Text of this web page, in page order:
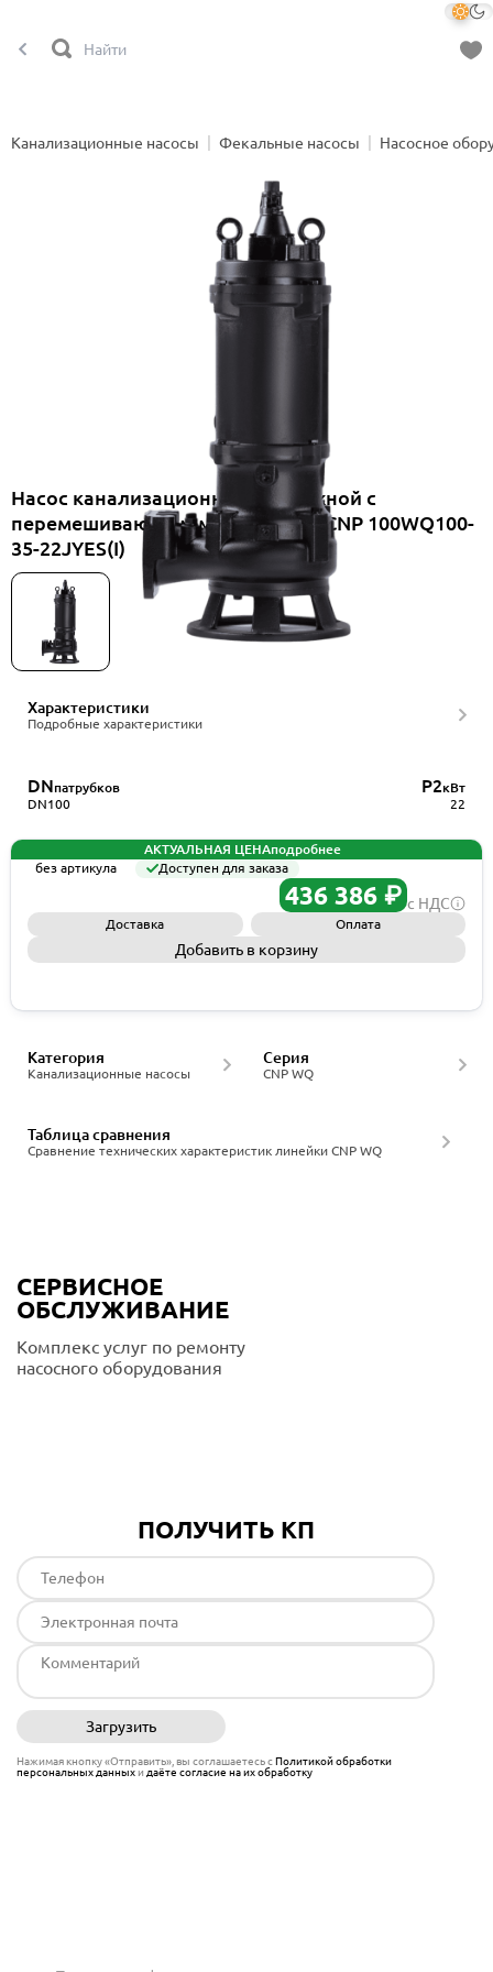
Канализационные насосы Фекальные насосы Насосное
Насос канализационный погружной с
перемешивающим механизмом CNP 100WQ100-
35-22JYES(I)
Характеристики
Подробные характеристики
DNпатрубков
DN100
P2кВт
22
АКТУАЛЬНАЯ ЦЕНАподробнее
без артикула
Доступен для заказа
436 386 ₽ с НДС
Доставка Оплата
Добавить в корзину
Канализационные насосы
Категория
CNP WQ
Серия
Сравнение технических характеристик линейки CNP WQ
Таблица сравнения
СЕРВИСНОЕ
ОБСЛУЖИВАНИЕ
Комплекс услуг по ремонту
насосного оборудования
ПОЛУЧИТЬ КП
Загрузить
Нажимая кнопку «Отправить», вы соглашаетесь сПолитикой обработки
персональных данныхи даёте согласие на их обработку